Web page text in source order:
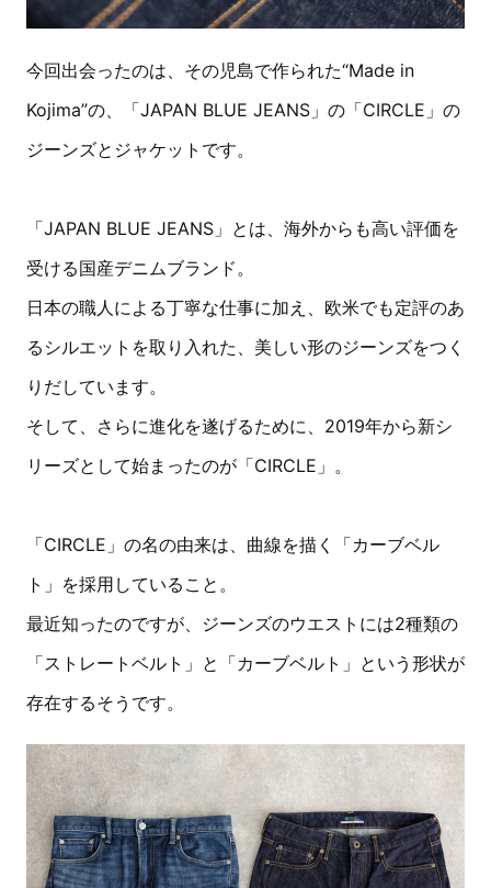
今回出会ったのは、その児島で作られた“Made in
Kojima”の、「JAPAN BLUE JEANS」の「CIRCLE」の
ジーンズとジャケットです。
「JAPAN BLUE JEANS」とは、海外からも高い評価を
受ける国産デニムブランド。
日本の職人による丁寧な仕事に加え、欧米でも定評のあ
るシルエットを取り入れた、美しい形のジーンズをつく
りだしています。
そして、さらに進化を遂げるために、2019年から新シ
リーズとして始まったのが「CIRCLE」。
「CIRCLE」の名の由来は、曲線を描く「カーブベル
ト」を採用していること。
最近知ったのですが、ジーンズのウエストには2種類の
「ストレートベルト」と「カーブベルト」という形状が
存在するそうです。